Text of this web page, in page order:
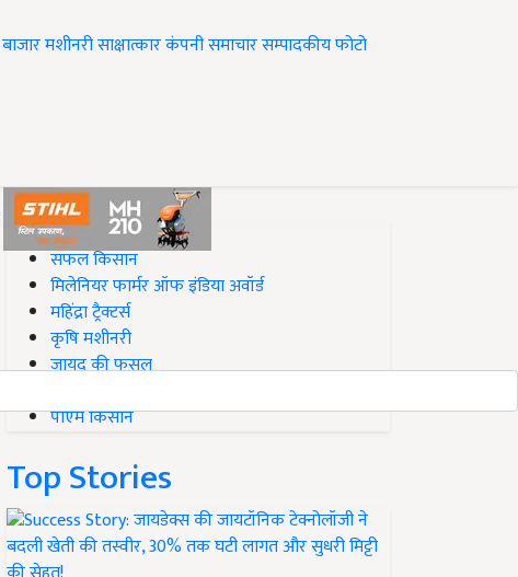
बाजारमशीनरीसाक्षात्कारकंपनी समाचारसम्पादकीयफोटो
#Top on Krishi Jagran
सफल किसान
मिलेनियर फार्मर ऑफ इंडिया अवॉर्ड
महिंद्रा ट्रैक्टर्स
कृषि मशीनरी
जायद की फसल
पीएम किसान
Top Stories